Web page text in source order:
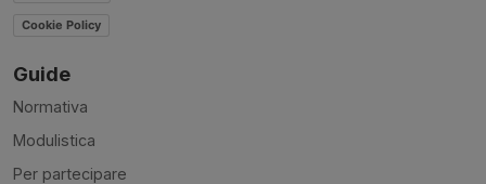
Cookie Policy
Guide
Normativa
Modulistica
Per partecipare